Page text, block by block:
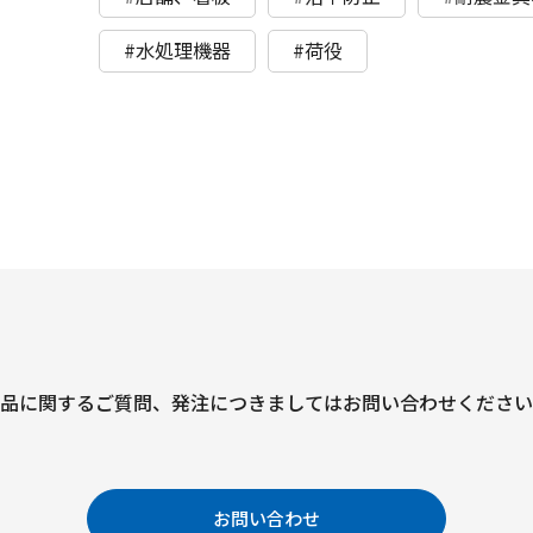
#水処理機器
#荷役
に関するご質問、 発注につきましてはお問い合わせくださ
お問い合わせ